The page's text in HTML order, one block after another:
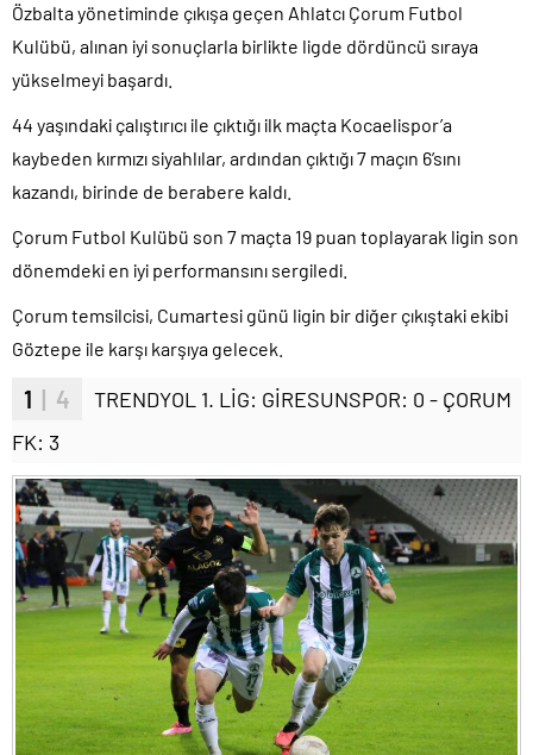
Özbalta yönetiminde çıkışa geçen Ahlatcı Çorum Futbol
Kulübü, alınan iyi sonuçlarla birlikte ligde dördüncü sıraya
yükselmeyi başardı.
44 yaşındaki çalıştırıcı ile çıktığı ilk maçta Kocaelispor’a
kaybeden kırmızı siyahlılar, ardından çıktığı 7 maçın 6’sını
kazandı, birinde de berabere kaldı.
Çorum Futbol Kulübü son 7 maçta 19 puan toplayarak ligin son
dönemdeki en iyi performansını sergiledi.
Çorum temsilcisi, Cumartesi günü ligin bir diğer çıkıştaki ekibi
Göztepe ile karşı karşıya gelecek.
1 | 4
TRENDYOL 1. LİG: GİRESUNSPOR: 0 - ÇORUM
FK: 3